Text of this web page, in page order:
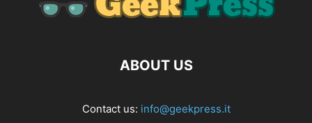
ABOUT US
Contact us: info@geekpress.it